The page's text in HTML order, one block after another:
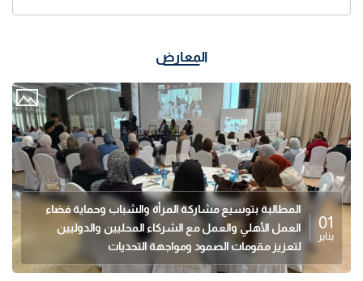
المعارض
01
يناير
المطالبة بتوسيع مشاركة المرأة والشباب وحماية فضاء
العمل الأهلي والعمل مع الشركاء المحليين والدوليين
لتعزيز مقومات الصمود ومواجهة التحديات